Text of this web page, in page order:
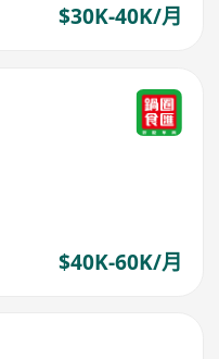
$30K-40K/月
$40K-60K/月